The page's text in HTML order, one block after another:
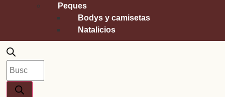
Peques
Bodys y camisetas
Natalicios